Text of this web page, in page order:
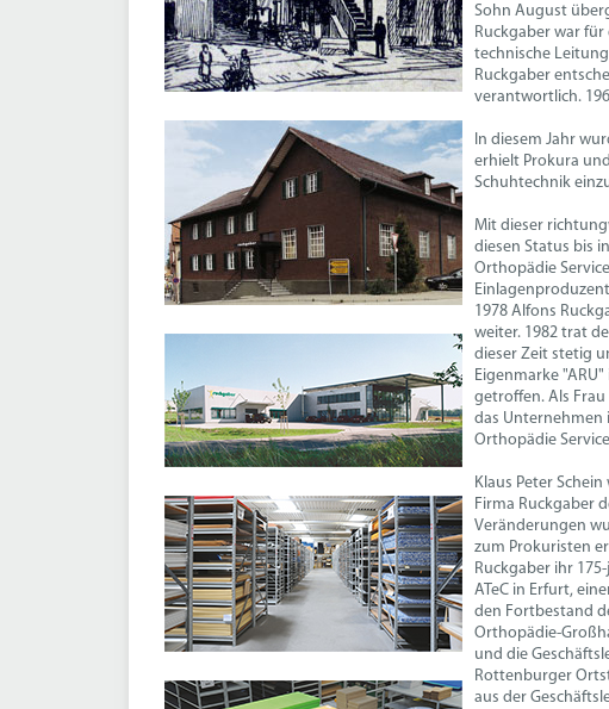
Sohn August
Ruckgaber war
technische
Ruckgaber
verantwortlich.
In diesem Jahr
erhielt Prokura
Schuhtechnik
Mit dieser
diesen Status bis
Orthopädie
1978 Alfons
weiter. 1982 trat
dieser Zeit stetig
Eigenmarke
getroffen. Als
das Unternehmen
Orthopädie
Klaus Peter
Firma Ruckgaber
Veränderungen
zum Prokuristen
Ruckgaber ihr
ATeC in Erfurt,
den Fortbestand
Orthopädie-
und die
Rottenburger
aus der